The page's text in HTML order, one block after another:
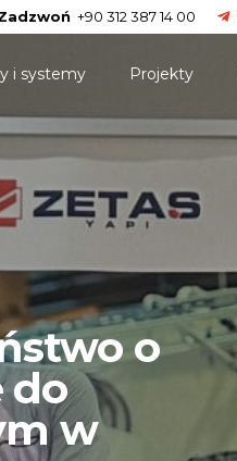
+90 312 387 14 00
i systemy Projekty
o
do
w